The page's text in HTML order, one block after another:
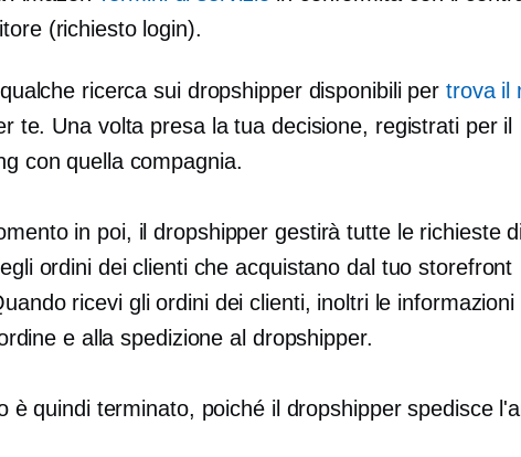
(richiesto login).
ricerca sui dropshipper disponibili per trova il
te. Una volta presa la tua decisione, registrati per il
con quella compagnia.
in poi, il dropshipper gestirà tutte le richieste
ordini dei clienti che acquistano dal tuo storefront
ricevi gli ordini dei clienti, inoltri le informazioni
e alla spedizione al dropshipper.
è quindi terminato, poiché il dropshipper spedisce